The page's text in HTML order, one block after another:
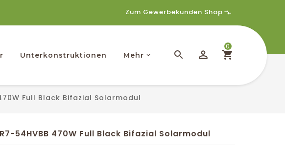
Zum Gewerbekunden Shop
Unterkonstruktionen Mehr
0
Full Black Bifazial Solarmodul
54HVBB 470W Full Black Bifazial Solarmodul